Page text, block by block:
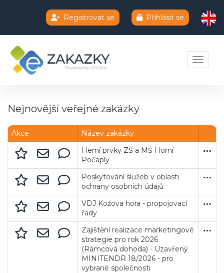
Registrovat se Přihlásit se
Toggle
Nejnovější veřejné zakázky
Název zakázky
Herní prvky ZŠ a MŠ Horní
Počaply
Obec
1 806
Poskytování služeb v oblasti
ochrany osobních údajů
Služby
7. 8.
18. 8.
VDJ Kožova hora - propojovací
řady
28
Zajištění realizace marketingové
strategie pro rok 2026
(Rámcová dohoda) - Uzavřený
MINITENDR 18/2026 - pro
vybrané společnosti
Služby
7. 8.
14. 8.
Chatbot e-zakazky